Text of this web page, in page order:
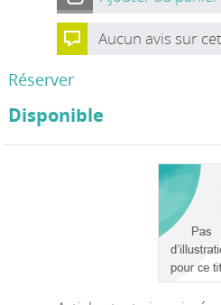
Aucun avis sur
Réserver
Disponible